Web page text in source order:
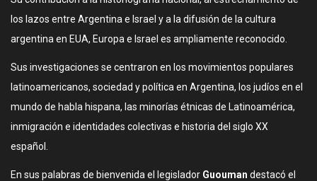
los lazos entre Argentina e Israel y a la difusión de la cultura
argentina en EUA, Europa e Israel es ampliamente reconocido.
Sus investigaciones se centraron en los movimientos populares
latinoamericanos, sociedad y política en Argentina, los judíos en el
mundo de habla hispana, las minorías étnicas de Latinoamérica,
inmigración e identidades colectivas e historia del siglo XX
español.
En sus palabras de bienvenida el legislador Guouman destacó el